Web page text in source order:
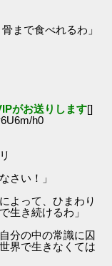
まで食べれるわ」
がお送りします[]
h0
さい！」
よって、ひまわり
生き続けるわ」
の中の常識に囚
界で生きなくては